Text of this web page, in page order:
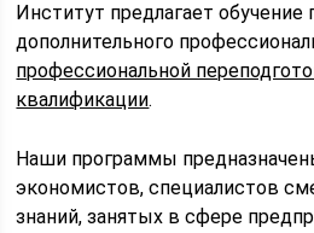
Институт предлагает
дополнительного
профессиональной
квалификации.
Наши программы
экономистов, специалистов
знаний, занятых в сфере